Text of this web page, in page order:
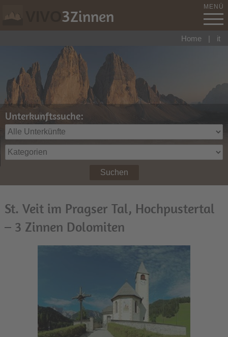
3Zinnen MENÜ
Unterkunftssuche:
Suchen
Home | it
St. Veit im Pragser Tal, Hochpustertal
– 3 Zinnen Dolomiten